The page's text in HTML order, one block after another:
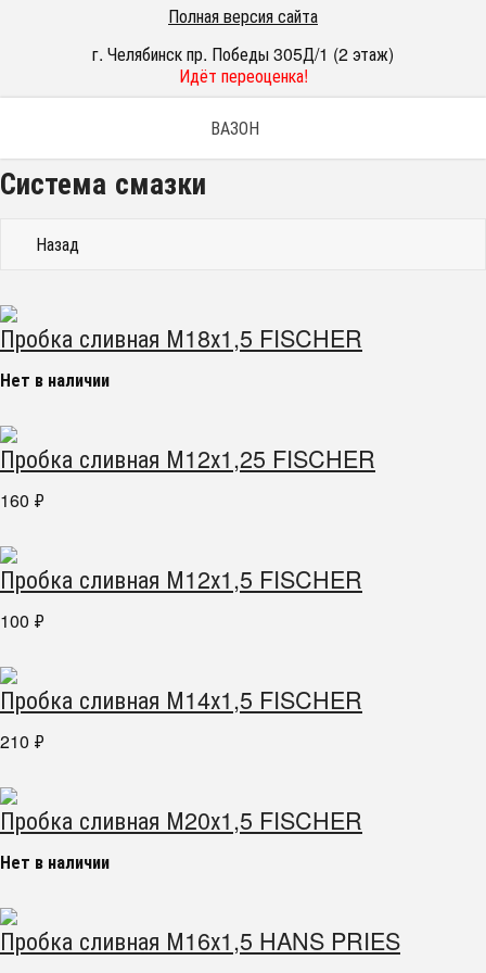
Полная версия сайта
г. Челябинск пр. Победы 305Д/1 (2 этаж)
Идёт переоценка!
ВАЗОН
Система смазки
Назад
Пробка сливная М18х1,5 FISCHER
Нет в наличии
Пробка сливная М12х1,25 FISCHER
160 ₽
Пробка сливная М12х1,5 FISCHER
100 ₽
Пробка сливная М14х1,5 FISCHER
210 ₽
Пробка сливная М20х1,5 FISCHER
Нет в наличии
Пробка сливная М16х1,5 HANS PRIES